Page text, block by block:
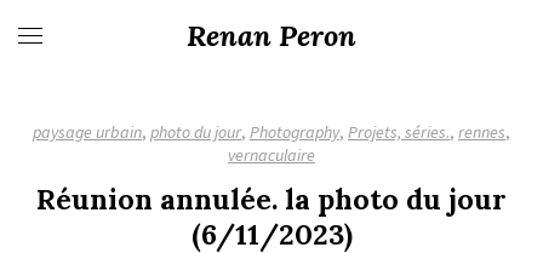
Renan Peron
paysage urbain, photo du jour, Photography, Projets, séries., rennes,
vernaculaire
Réunion annulée. la photo du jour
(6/11/2023)